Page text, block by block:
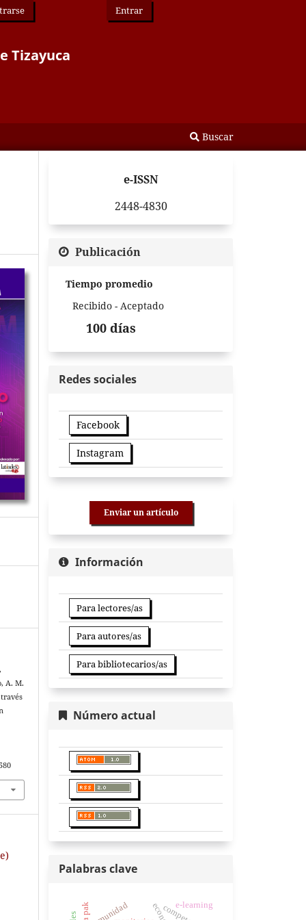
Tizayuca
Buscar
Entrar
A. M.
e-ISSN
2448-4830
Publicación
Tiempo promedio
Recibido - Aceptado
100 días
Redes sociales
Facebook
Instagram
Enviar un artículo
Información
Para lectores/as
Para autores/as
Para bibliotecarios/as
Número actual
Palabras clave
e-learning